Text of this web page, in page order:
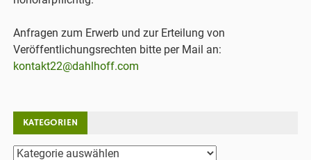
Anfragen zum Erwerb und zur Erteilung von
Veröffentlichungsrechten bitte per Mail an:
kontakt22@dahlhoff.com
KATEGORIEN
Kategorien